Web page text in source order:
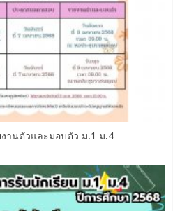
านตัวและมอบตัว ม.1 ม.4